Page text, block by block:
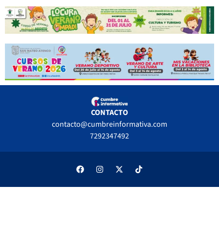
CONTACTO
contacto@cumbreinformativa.com
7292347492